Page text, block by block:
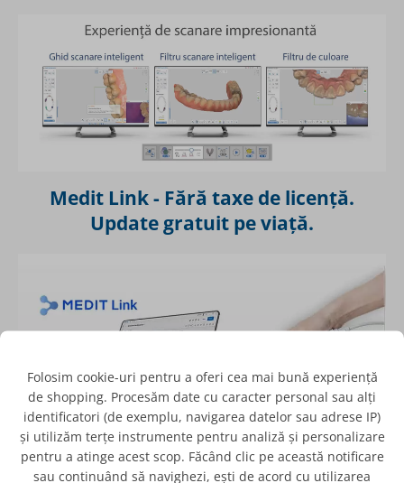
Medit Link - Fără taxe de licență.
Update gratuit pe viață.
Beneficiile actualizărilor software ce îmbunătățesc
Folosim cookie-uri pentru a oferi cea mai bună experiență
de shopping. Procesăm date cu caracter personal sau alți
identificatori (de exemplu, navigarea datelor sau adrese IP)
și utilizăm terțe instrumente pentru analiză și personalizare
pentru a atinge acest scop. Făcând clic pe această notificare
sau continuând să navighezi, ești de acord cu utilizarea